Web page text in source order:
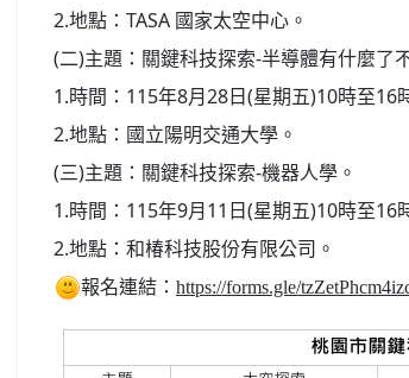
2.地點：TASA 國家太空中心。
(二)主題：關鍵科技探索-半導體有什麼了
1.時間：115年8月28日(星期五)10時至16
2.地點：國立陽明交通大學。
(三)主題：關鍵科技探索-機器人學。
1.時間：115年9月11日(星期五)10時至16
2.地點：和椿科技股份有限公司。
報名連結： https://forms.gle/